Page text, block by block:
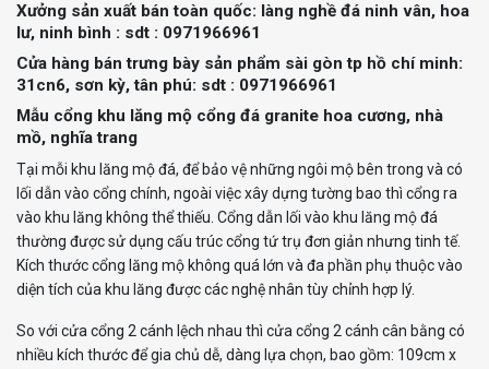
Cột vuông, được tính
theo chiều rộng của
cột và chiều cao
20 x 20
x 200
5.000.000đ
6.500.000đ
25 x 25
7.000.000đ
9.000.000đ
30 x 30
x 255
9.000.000đ
–
11.000.000đ
x 455
–
45.000.000đ
Xưởng sản xuất bán toàn quốc: làng nghề đá ninh vân, hoa
lư, ninh bình : sdt : 0971966961
Cửa hàng bán trưng bày sản phẩm sài gòn tp hồ chí minh:
31cn6, sơn kỳ, tân phú: sdt : 0971966961
Mẫu cổng khu lăng mộ cổng đá granite hoa cương, nhà
mồ, nghĩa trang
Tại mỗi khu lăng mộ đá, để bảo vệ những ngôi mộ bên trong và có
lối dẫn vào cổng chính, ngoài việc xây dựng tường bao thì cổng ra
vào khu lăng không thể thiếu. Cổng dẫn lối vào khu lăng mộ đá
thường được sử dụng cấu trúc cổng tứ trụ đơn giản nhưng tinh tế.
Kích thước cổng lăng mộ không quá lớn và đa phần phụ thuộc vào
diện tích của khu lăng được các nghệ nhân tùy chỉnh hợp lý.
So với cửa cổng 2 cánh lệch nhau thì cửa cổng 2 cánh cân bằng có
nhiều kích thước để gia chủ dễ, dàng lựa chọn, bao gồm: 109cm x